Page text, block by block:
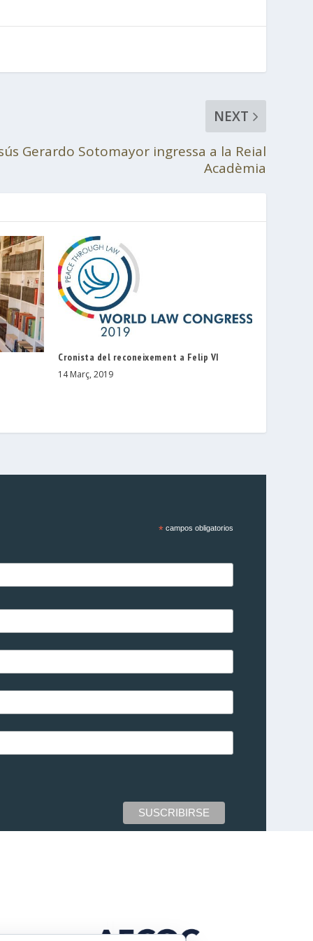
NEXT
Gerardo Sotomayor ingressa a la Reial
Acadèmia
Cronista del reconeixement a Felip VI
14 Març, 2019
*campos obligatorios